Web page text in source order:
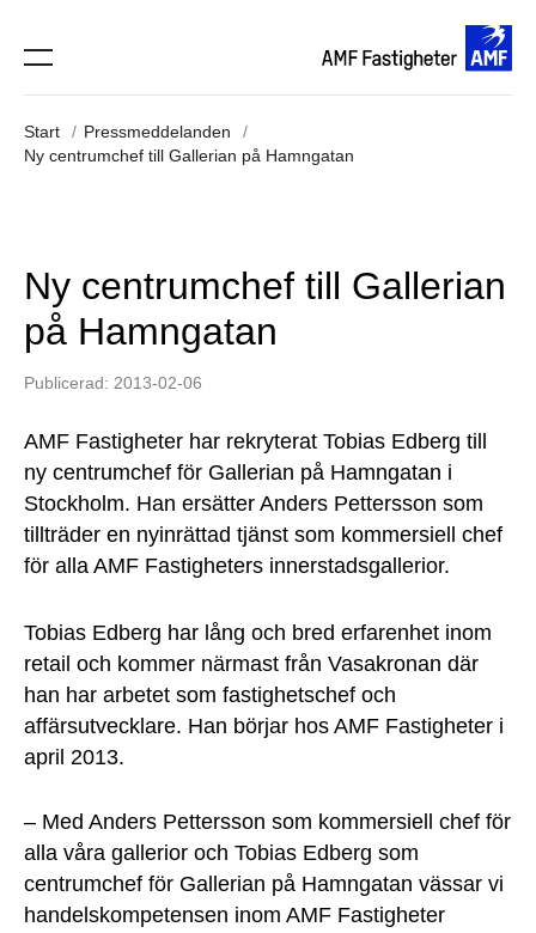
Start
Pressmeddelanden
Ny centrumchef till Gallerian på Hamngatan
Ny centrumchef till Gallerian
på Hamngatan
Publicerad: 2013-02-06
AMF Fastigheter har rekryterat Tobias Edberg till
ny centrumchef för Gallerian på Hamngatan i
Stockholm. Han ersätter Anders Pettersson som
tillträder en nyinrättad tjänst som kommersiell chef
för alla AMF Fastigheters innerstadsgallerior.
Tobias Edberg har lång och bred erfarenhet inom
retail och kommer närmast från Vasakronan där
han har arbetet som fastighetschef och
affärsutvecklare. Han börjar hos AMF Fastigheter i
april 2013.
– Med Anders Pettersson som kommersiell chef för
alla våra gallerior och Tobias Edberg som
centrumchef för Gallerian på Hamngatan vässar vi
handelskompetensen inom AMF Fastigheter